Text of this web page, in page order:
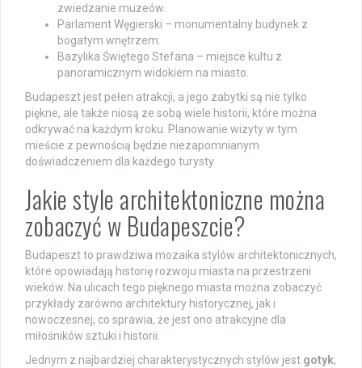
zwiedzanie muzeów.
Parlament Węgierski – monumentalny budynek z
bogatym wnętrzem.
Bazylika Świętego Stefana – miejsce kultu z
panoramicznym widokiem na miasto.
Budapeszt jest pełen atrakcji, a jego zabytki są nie tylko
piękne, ale także niosą ze sobą wiele historii, które można
odkrywać na każdym kroku. Planowanie wizyty w tym
mieście z pewnością będzie niezapomnianym
doświadczeniem dla każdego turysty.
Jakie style architektoniczne można
zobaczyć w Budapeszcie?
Budapeszt to prawdziwa mozaika stylów architektonicznych,
które opowiadają historię rozwoju miasta na przestrzeni
wieków. Na ulicach tego pięknego miasta można zobaczyć
przykłady zarówno architektury historycznej, jak i
nowoczesnej, co sprawia, że jest ono atrakcyjne dla
miłośników sztuki i historii.
Jednym z najbardziej charakterystycznych stylów jest gotyk,